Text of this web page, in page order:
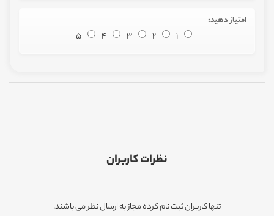
امتیاز دهید:
1
2
3
4
5
نظرات کاربران
تنها کاربران ثبت نام کرده مجاز به ارسال نظر می باشند.